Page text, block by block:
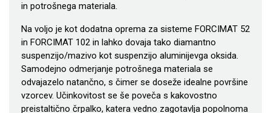
in potrošnega materiala.
Na voljo je kot dodatna oprema za sisteme FORCIMAT 52
in FORCIMAT 102 in lahko dovaja tako diamantno
suspenzijo/mazivo kot suspenzijo aluminijevga oksida.
Samodejno odmerjanje potrošnega materiala se
odvajazelo natančno, s čimer se doseže idealne površine
vzorcev. Učinkovitost se še poveča s kakovostno
preistaltično črpalko, katera vedno zagotavlja popolnoma